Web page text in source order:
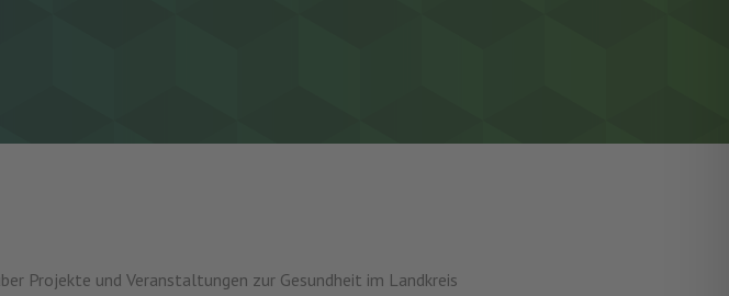
Projekte und Veranstaltungen zur Gesundheit im Landkreis